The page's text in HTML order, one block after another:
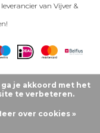
van Vijver &
je akkoord met het
te verbeteren.
over cookies »